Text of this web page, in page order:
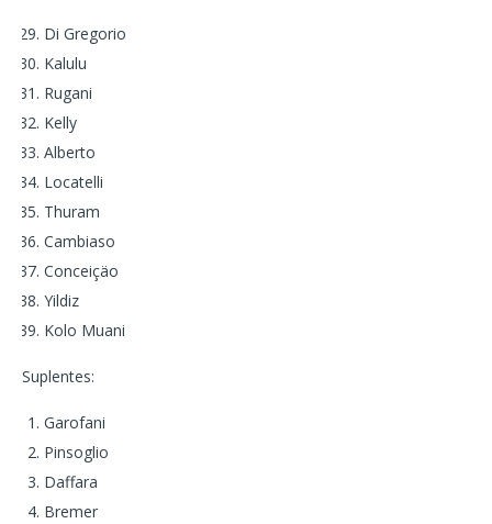
Di Gregorio
Kalulu
Rugani
Kelly
Alberto
Locatelli
Thuram
Cambiaso
Conceiçäo
Yildiz
Kolo Muani
Suplentes:
Garofani
Pinsoglio
Daffara
Bremer